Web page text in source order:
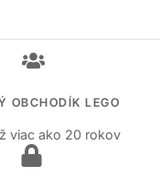
OBCHODÍK LEGO
viac ako 20 rokov